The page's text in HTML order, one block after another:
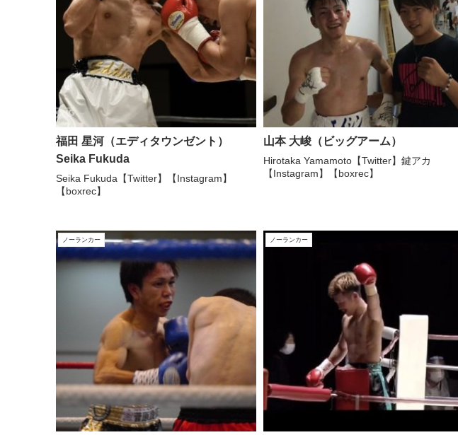
福田 星河（エディタウンゼント）
Seika Fukuda
Seika Fukuda【Twitter】【Instagram】
【boxrec】
山本 大峻（ビッグアーム）
Hirotaka Yamamoto【Twitter】鍵アカ
【Instagram】【boxrec】
ノーランカー ノーランカー